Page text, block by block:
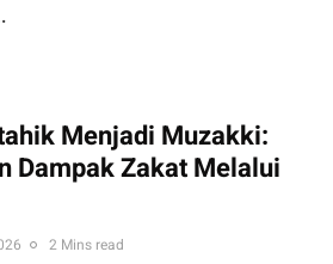
Menjadi Muzakki:
Dampak Zakat Melalui
2 Mins read